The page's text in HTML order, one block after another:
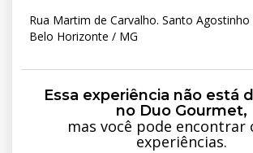
Rua Martim de Carvalho. Santo Agostinho
Belo Horizonte / MG
Essa experiência não está
no Duo Gourmet,
mas você pode encontrar
experiências.